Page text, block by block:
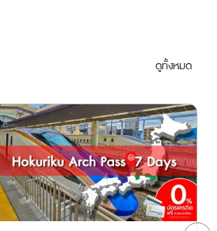
การใช้งาน 1. หลังจากทำการสั่งซื้อคุณจะได้
กรุณานำวอชเชอร์ที่อยู่ใน E-Ticket พร้อม
กับหนังสือเดินทางไปยังสถานีที่ญี่ปุ่นเพื่อแลก
รับ JR Kyushu Rail Pass สถานีที่สามารถ
แลกรับพาส • ฮากาตะ (Hakata) • โคคุระ
(Kokura) • โมจิโกะ (Mojiko) • ซากะ (Saga)
• นางาซากิ (Nagasaki) • ซาเซโบะ
(Sasebo) • เบปปุ (Beppu) • โออิตะ (Oita)
Shin-Aomori • Akita Shinkansen: ระหว่าง
สถานี Tokyo – Akita • Yamagata
Shinkansen: ระหว่างสถานี Tokyo – Shinjo •
Joetsu Shinkansen: ระหว่างสถานี Tokyo –
Echigo-Yuzawa / GALA Yuzawa •
Hokuriku Shinkansen: เฉพาะช่วงระหว่าง
สถานี Tokyo – Sakudaira (หรือจนถึง
Joetsumyoko ตามขอบเขตพื้นที่) 🚄 รถไฟ
สาย • ใช้นั่งรถไฟ Haruka จากสนามบิน
จัดส่งทาง EMS ภายใน 3 วันทำการ** ต้อง
นำเวาเชอร์ ไปแลกพาสตัวจริงที่ญี่ปุ่น ภายใน
90 วันหลังจากวันที่ซื้อ ** ตั๋วจะจัดส่งเฉพาะ
วันทำการ (ไม่รวมวันหยุดนักขัตฤกษ์ วันศุกร์
และวันเสาร์-อาทิตย์)
ดูทั้งหมด